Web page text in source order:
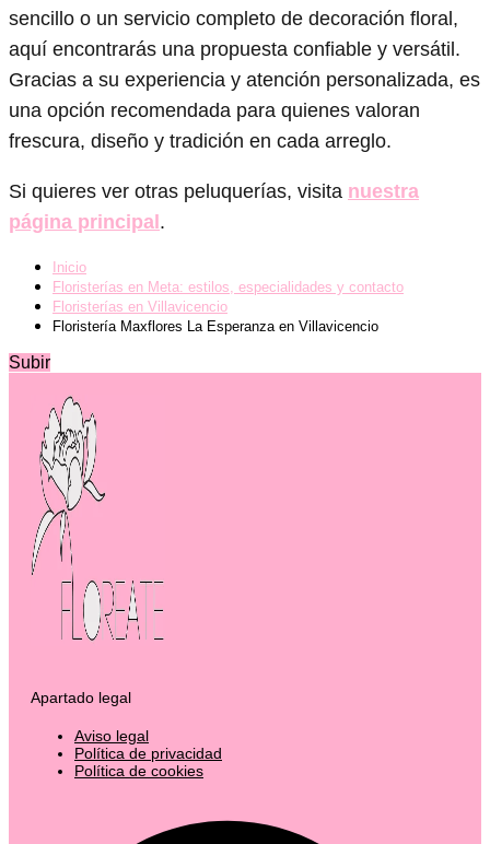
sencillo o un servicio completo de decoración floral,
aquí encontrarás una propuesta confiable y versátil.
Gracias a su experiencia y atención personalizada, es
una opción recomendada para quienes valoran
frescura, diseño y tradición en cada arreglo.
Si quieres ver otras peluquerías, visita nuestra
página principal.
Inicio
Floristerías en Meta: estilos, especialidades y contacto
Floristerías en Villavicencio
Floristería Maxflores La Esperanza en Villavicencio
Subir
Apartado legal
Aviso legal
Política de privacidad
Política de cookies